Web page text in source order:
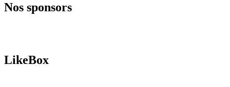
Nos sponsors
LikeBox